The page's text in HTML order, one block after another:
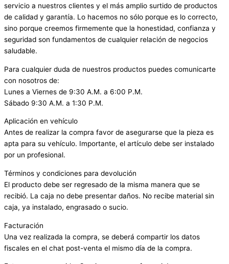
servicio a nuestros clientes y el más amplio surtido de productos
de calidad y garantía. Lo hacemos no sólo porque es lo correcto,
sino porque creemos firmemente que la honestidad, confianza y
seguridad son fundamentos de cualquier relación de negocios
saludable.
Para cualquier duda de nuestros productos puedes comunicarte
con nosotros de:
Lunes a Viernes de 9:30 A.M. a 6:00 P.M.
Sábado 9:30 A.M. a 1:30 P.M.
Aplicación en vehículo
Antes de realizar la compra favor de asegurarse que la pieza es
apta para su vehículo. Importante, el artículo debe ser instalado
por un profesional.
Términos y condiciones para devolución
El producto debe ser regresado de la misma manera que se
recibió. La caja no debe presentar daños. No recibe material sin
caja, ya instalado, engrasado o sucio.
Facturación
Una vez realizada la compra, se deberá compartir los datos
fiscales en el chat post-venta el mismo día de la compra.